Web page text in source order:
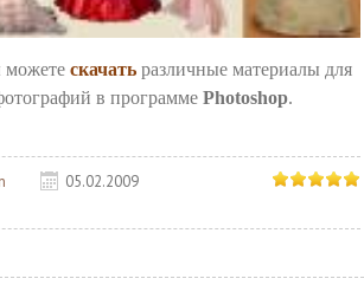
можете скачать различные материалы для
в программе Photoshop.
05.02.2009